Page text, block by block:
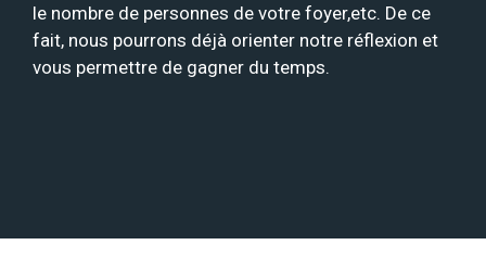
le nombre de personnes de votre foyer,etc. De ce
fait, nous pourrons déjà orienter notre réflexion et
vous permettre de gagner du temps.